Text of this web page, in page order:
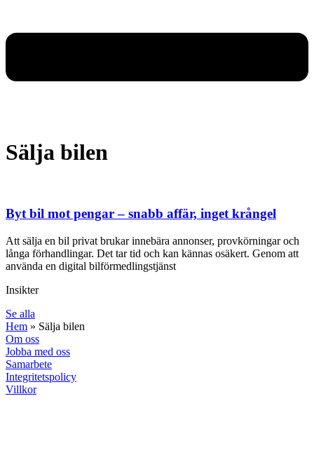
Sälja bilen
Byt bil mot pengar – snabb affär, inget krångel
Att sälja en bil privat brukar innebära annonser, provkörningar och
långa förhandlingar. Det tar tid och kan kännas osäkert. Genom att
använda en digital bilförmedlingstjänst
Insikter
Se alla
Hem » Sälja bilen
Om oss
Jobba med oss
Samarbete
Integritetspolicy
Villkor